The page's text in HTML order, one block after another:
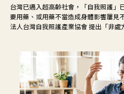
台灣已邁入超高齡社會，「自我照護」
要用藥、或用藥不當造成身體影響屢見
法人台灣自我照護產業協會 提出「非